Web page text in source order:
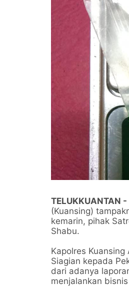
TELUKKUANTAN -
(Kuansing)
kemarin, pihak
Shabu.
Kapolres
Siagian kepada
dari adanya
menjalankan